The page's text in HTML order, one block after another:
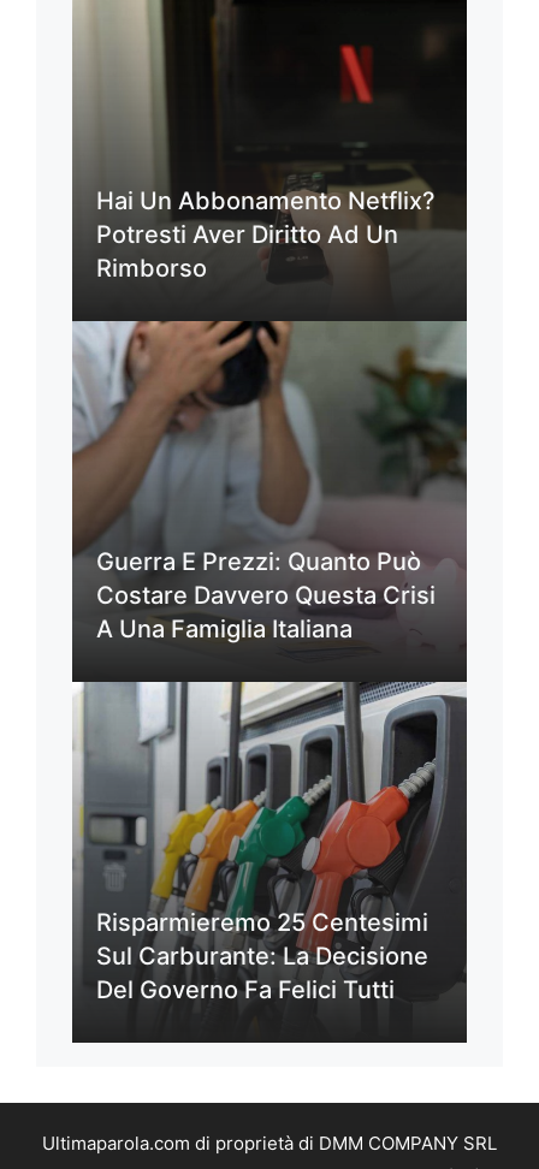
Hai Un Abbonamento Netflix?
Potresti Aver Diritto Ad Un
Rimborso
Guerra E Prezzi: Quanto Può
Costare Davvero Questa Crisi
A Una Famiglia Italiana
Risparmieremo 25 Centesimi
Sul Carburante: La Decisione
Del Governo Fa Felici Tutti
Ultimaparola.com di proprietà di DMM COMPANY SRL